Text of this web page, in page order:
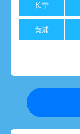
长宁
黄浦